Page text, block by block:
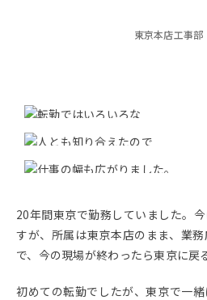
東京本店工事
20年間東京で勤務していました。
すが、所属は東京本店のまま、業
で、今の現場が終わったら東京に戻
初めての転勤でしたが、東京で一